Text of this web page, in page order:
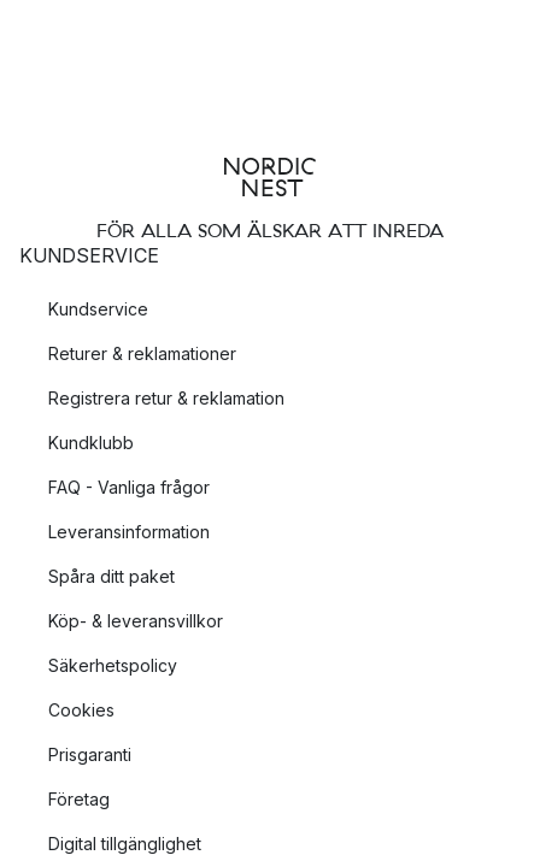
FÖR ALLA SOM ÄLSKAR ATT INREDA
KUNDSERVICE
Kundservice
Returer & reklamationer
Registrera retur & reklamation
Kundklubb
FAQ - Vanliga frågor
Leveransinformation
Spåra ditt paket
Köp- & leveransvillkor
Säkerhetspolicy
Cookies
Prisgaranti
Företag
Digital tillgänglighet